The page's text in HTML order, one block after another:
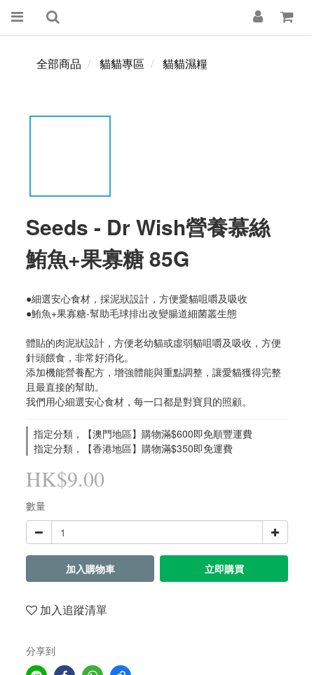
全部商品 貓貓專區 貓貓濕糧
Seeds - Dr Wish營養慕絲
鮪魚+果寡糖 85G
●細選安心食材，採泥狀設計，方便愛貓咀嚼及吸收
●鮪魚+果寡糖-幫助毛球排出改變腸道細菌叢生態
體貼的肉泥狀設計，方便老幼貓或虛弱貓咀嚼及吸收，方便
針頭餵食，非常好消化。
添加機能營養配方，增強體能與重點調整，讓愛貓獲得完整
且最直接的幫助。
我們用心細選安心食材，每一口都是對寶貝的照顧。
指定分類，【澳門地區】購物滿$600即免順豐運費
指定分類，【香港地區】購物滿$350即免運費
HK$9.00
數量
加入購物車 立即購買
加入追蹤清單
分享到